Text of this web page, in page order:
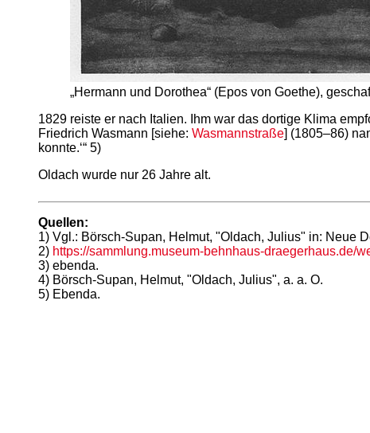
„Hermann und Dorothea“ (Epos von Goethe),
1829 reiste er nach Italien. Ihm war das dortige Klima
Friedrich Wasmann [siehe: Wasmannstraße] (1805–86)
konnte.‘“ 5)
Oldach wurde nur 26 Jahre alt.
Quellen:
1) Vgl.: Börsch-Supan, Helmut, "Oldach, Julius" in: Neue
2) https://sammlung.museum-behnhaus-draegerhaus.de/
3) ebenda.
4) Börsch-Supan, Helmut, "Oldach, Julius", a. a. O.
5) Ebenda.